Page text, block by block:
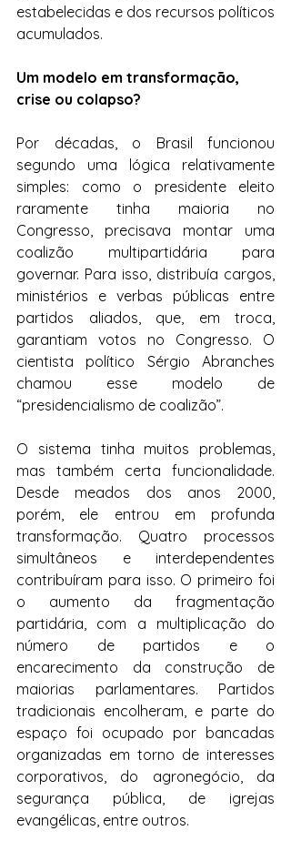
estabelecidas e dos recursos políticos
acumulados.
Um modelo em transformação,
crise ou colapso?
Por décadas, o Brasil funcionou
segundo uma lógica relativamente
simples: como o presidente eleito
raramente tinha maioria no
Congresso, precisava montar uma
coalizão multipartidária para
governar. Para isso, distribuía cargos,
ministérios e verbas públicas entre
partidos aliados, que, em troca,
garantiam votos no Congresso. O
cientista político Sérgio Abranches
chamou esse modelo de
“presidencialismo de coalizão”.
O sistema tinha muitos problemas,
mas também certa funcionalidade.
Desde meados dos anos 2000,
porém, ele entrou em profunda
transformação. Quatro processos
simultâneos e interdependentes
contribuíram para isso. O primeiro foi
o aumento da fragmentação
partidária, com a multiplicação do
número de partidos e o
encarecimento da construção de
maiorias parlamentares. Partidos
tradicionais encolheram, e parte do
espaço foi ocupado por bancadas
organizadas em torno de interesses
corporativos, do agronegócio, da
segurança pública, de igrejas
evangélicas, entre outros.